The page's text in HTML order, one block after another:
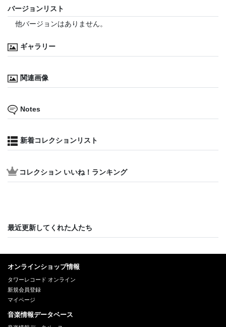
バージョンリスト
他バージョンはありません。
ギャラリー
関連画像
Notes
新着コレクションリスト
コレクション いいね！ランキング
最近更新してくれた人たち
オンラインショップ情報
タワーレコード オンライン
新規会員登録
マイページ
音楽情報データベース